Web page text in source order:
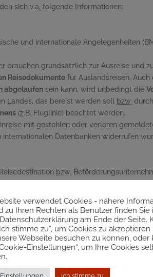
sich v.a. folgende Informationen:
und internationale Angelegenheiten
grundsätzlich zur Ausreise und
Reisedokumente für Auslandsreisen.
abgelaufen sein kann, wird unbedingt die
Landes, das bereist werden soll bzw.
(z.B. Fluglinie) beachtet werden.
mit gestohlen oder verloren
Datenbanken widerrufen
bzw.
für die Einreise akzeptieren, wird
sich stark; eine Identitätsfeststellung an
verwendet Cookies - nähere
zu Ihren Rechten als Benutzer finden Sie
am Ende der Seite.
stimme zu“, um Cookies zu akzeptieren
Webseite besuchen zu können, oder
Einstellungen“, um Ihre Cookies
Ich stimme zu